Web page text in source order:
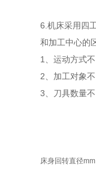
6.机床采用四
和加工中心的
1、运动方式
2、加工对象
3、刀具数量
床身回转直径mm